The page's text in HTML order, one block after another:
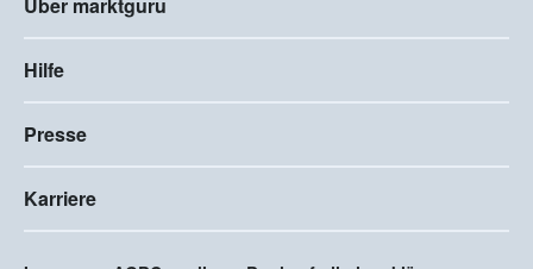
Hilfe
Presse
Karriere